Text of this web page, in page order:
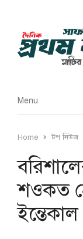
Menu
Menu
Home টপ নিউজ
শওকত
ইন্তেকাল